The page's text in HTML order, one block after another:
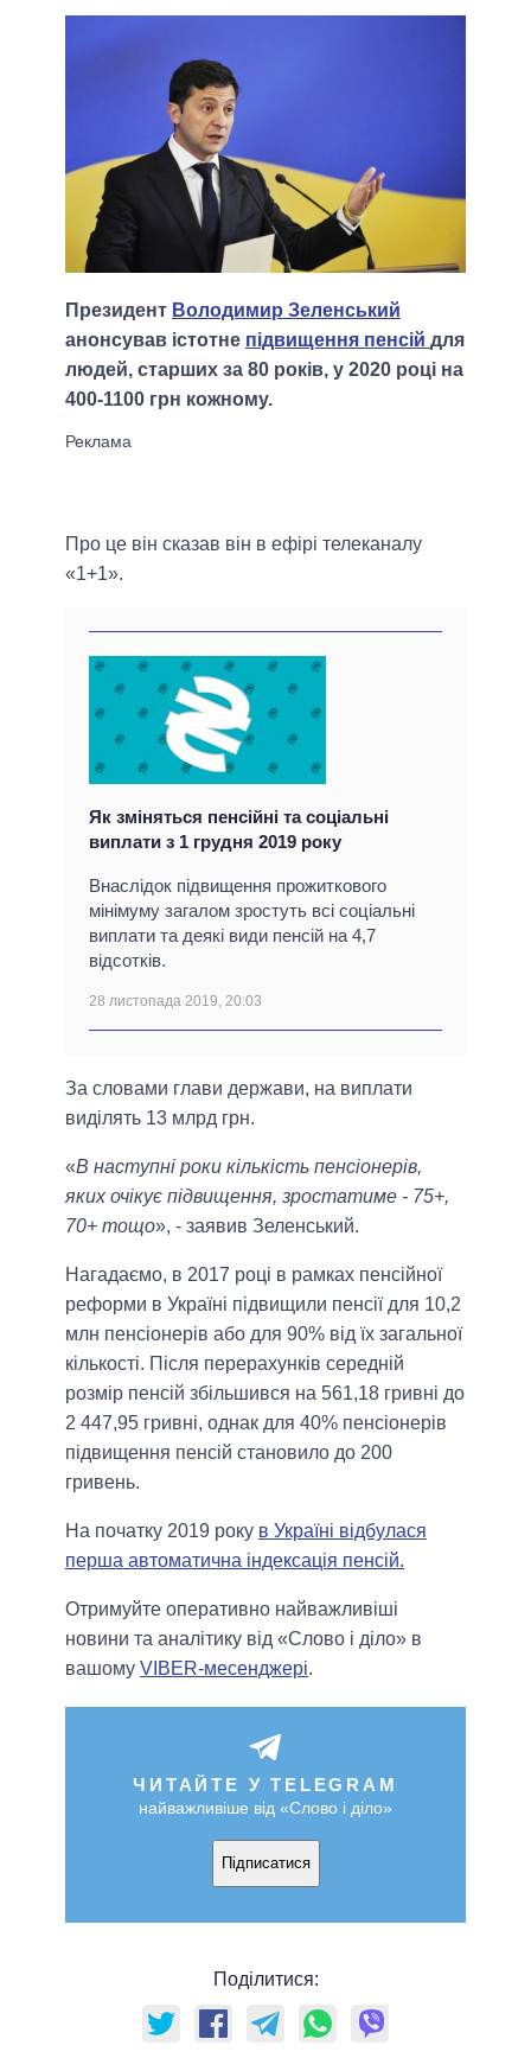
Президент Володимир Зеленський
анонсував істотне підвищення пенсій для
людей, старших за 80 років, у 2020 році на
400-1100 грн кожному.
Про це він сказав він в ефірі телеканалу
«1+1».
Як зміняться пенсійні та соціальні
виплати з 1 грудня 2019 року
Внаслідок підвищення прожиткового
мінімуму загалом зростуть всі соціальні
виплати та деякі види пенсій на 4,7
відсотків.
28 листопада 2019, 20:03
За словами глави держави, на виплати
виділять 13 млрд грн.
«В наступні роки кількість пенсіонерів,
яких очікує підвищення, зростатиме - 75+,
70+ тощо», - заявив Зеленський.
Нагадаємо, в 2017 році в рамках пенсійної
реформи в Україні підвищили пенсії для 10,2
млн пенсіонерів або для 90% від їх загальної
кількості. Після перерахунків середній
розмір пенсій збільшився на 561,18 гривні до
2 447,95 гривні, однак для 40% пенсіонерів
підвищення пенсій становило до 200
гривень.
На початку 2019 року в Україні відбулася
перша автоматична індексація пенсій.
Отримуйте оперативно найважливіші
новини та аналітику від «Слово і діло» в
вашому VIBER-месенджері.
ЧИТАЙТЕ У TELEGRAM
найважливіше від «Слово і діло»
Підписатися
Поділитися: